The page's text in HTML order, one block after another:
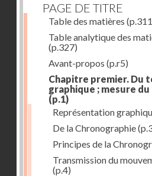
PAGE DE TITRE
Table des matières
Table analytique des
(p.327)
Avant-propos (p.r5)
Chapitre premier. Du
graphique ; mesure
(p.1)
Représentation
De la Chronographie
Principes de la
Transmission du
(p.4)